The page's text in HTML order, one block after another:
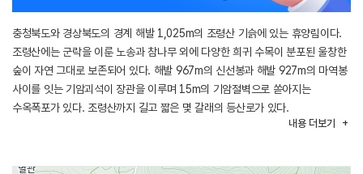
충청북도와 경상북도의 경계 해발 1,025m의 조령산 기슭에 있는 휴양림이다.
조령산에는 군락을 이룬 노송과 참나무 외에 다양한 희귀 수목이 분포된 울창한
숲이 자연 그대로 보존되어 있다. 해발 967m의 신선봉과 해발 927m의 마역봉
사이를 잇는 기암괴석이 장관을 이루며 15m의 기암절벽으로 쏟아지는
수옥폭포가 있다. 조령산까지 길고 짧은 몇 갈래의 등산로가 있다.
휴양림에는 숲속의 집, 삼림욕장, 정자, 야외무대, 놀이터, 숲속 놀이터 등의
모래놀이장, 해먹과 그네도 설치되어 있다. 놀이터 아래쪽에 있는 백두대간
내용 더보기